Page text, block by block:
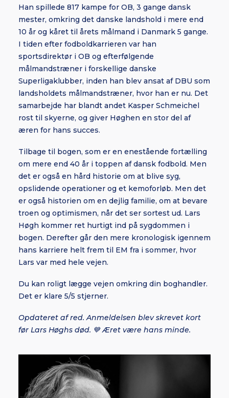
Han spillede 817 kampe for OB, 3 gange dansk
mester, omkring det danske landshold i mere end
10 år og kåret til årets målmand i Danmark 5 gange.
I tiden efter fodboldkarrieren var han
sportsdirektør i OB og efterfølgende
målmandstræner i forskellige danske
Superligaklubber, inden han blev ansat af DBU som
landsholdets målmandstræner, hvor han er nu. Det
samarbejde har blandt andet Kasper Schmeichel
rost til skyerne, og giver Høghen en stor del af
æren for hans succes.
Tilbage til bogen, som er en enestående fortælling
om mere end 40 år i toppen af dansk fodbold. Men
det er også en hård historie om at blive syg,
opslidende operationer og et kemoforløb. Men det
er også historien om en dejlig familie, om at bevare
troen og optimismen, når det ser sortest ud. Lars
Høgh kommer ret hurtigt ind på sygdommen i
bogen. Derefter går den mere kronologisk igennem
hans karriere helt frem til EM fra i sommer, hvor
Lars var med hele vejen.
Du kan roligt lægge vejen omkring din boghandler.
Det er klare 5/5 stjerner.
Opdateret af red. Anmeldelsen blev skrevet kort
før Lars Høghs død. 💙 Æret være hans minde.